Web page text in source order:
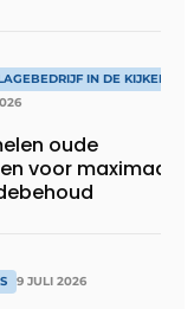
IN DE KIJKER
oude
voor maximaal
9 JULI 2026